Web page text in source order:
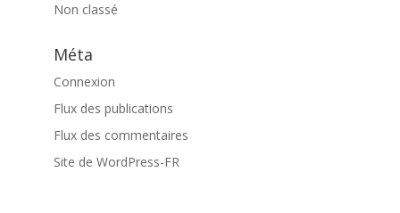
Non classé
Méta
Connexion
Flux des publications
Flux des commentaires
Site de WordPress-FR